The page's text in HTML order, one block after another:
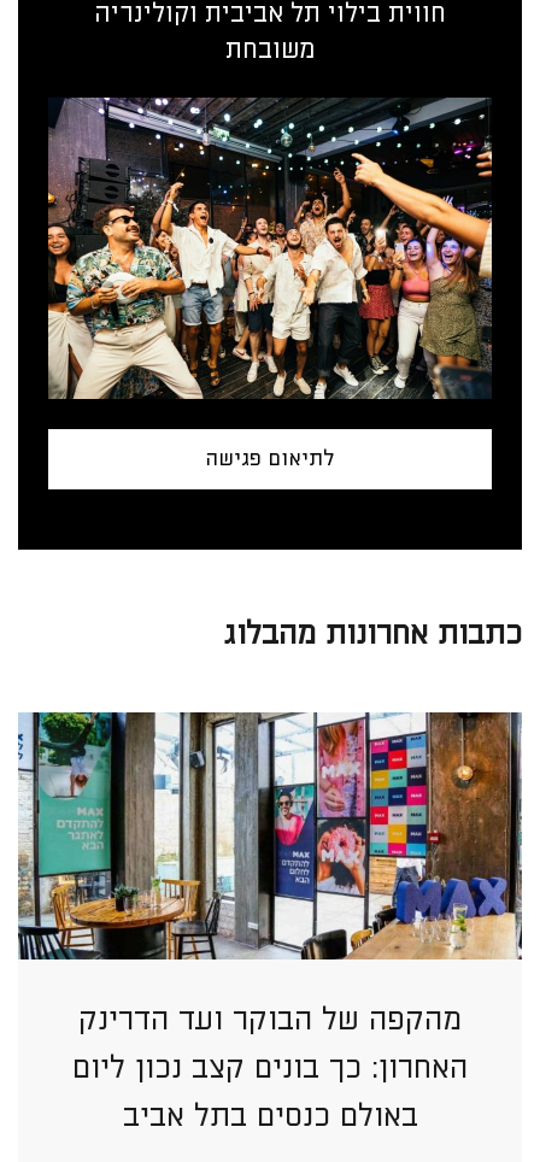
חווית בילוי תל אביבית וקולינריה
משובחת
לתיאום פגישה
כתבות אחרונות מהבלוג
מהקפה של הבוקר ועד הדרינק
האחרון: כך בונים קצב נכון ליום
באולם כנסים בתל אביב